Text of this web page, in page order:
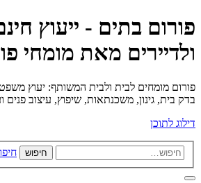
פורום בתים - ייעוץ
ולדיירים מאת מומחי
פורום מומחים לבית ולבית המשותף: יעוץ
בדק בית, גינון, משכנתאות, שיפוץ, עיצוב פנים
דילוג לתוכן
חיפוש